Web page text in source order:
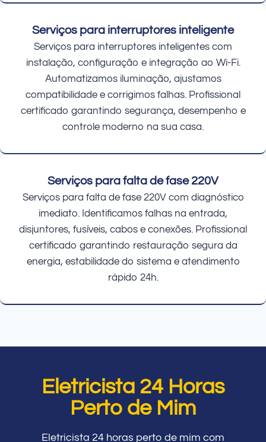
Serviços para interruptores inteligente
Serviços para interruptores inteligentes com
instalação, configuração e integração ao Wi-Fi.
Automatizamos iluminação, ajustamos
compatibilidade e corrigimos falhas. Profissional
certificado garantindo segurança, desempenho e
controle moderno na sua casa.
Serviços para falta de fase 220V
Serviços para falta de fase 220V com diagnóstico
imediato. Identificamos falhas na entrada,
disjuntores, fusíveis, cabos e conexões. Profissional
certificado garantindo restauração segura da
energia, estabilidade do sistema e atendimento
rápido 24h.
Eletricista 24 Horas
Perto de Mim
Eletricista 24 horas perto de mim com